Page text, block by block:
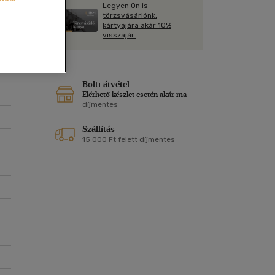
Kártya
Képeslap
Naptár
Legyen Ön is
törzsvásárlónk,
kártyájára akár 10%
visszajár.
Bolti átvétel
Elérhető készlet esetén akár ma
díjmentes
Szállítás
15 000 Ft felett díjmentes